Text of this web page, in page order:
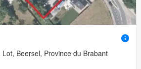
Lot, Beersel, Province du Brabant